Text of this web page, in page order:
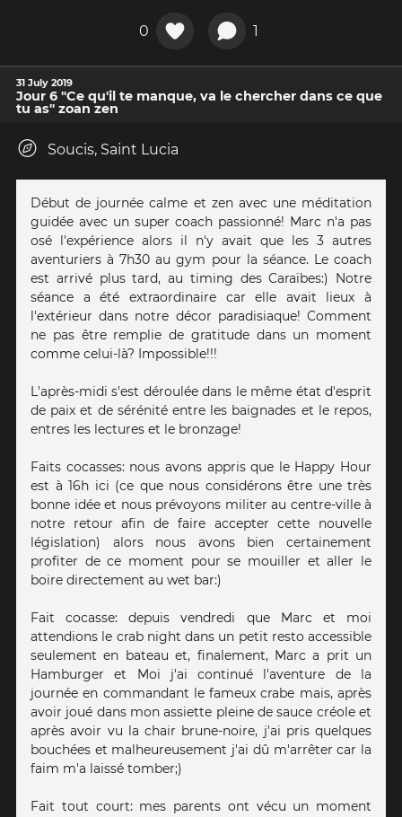
0 1
31 July 2019
Jour 6 "Ce qu'il te manque, va le chercher dans ce que
tu as" zoan zen
Soucis, Saint Lucia
Début de journée calme et zen avec une méditation
guidée avec un super coach passionné! Marc n'a pas
osé l'expérience alors il n'y avait que les 3 autres
aventuriers à 7h30 au gym pour la séance. Le coach
est arrivé plus tard, au timing des Caraïbes:) Notre
séance a été extraordinaire car elle avait lieux à
l'extérieur dans notre décor paradisiaque! Comment
ne pas être remplie de gratitude dans un moment
comme celui-là? Impossible!!!
L'après-midi s'est déroulée dans le même état d'esprit
de paix et de sérénité entre les baignades et le repos,
entres les lectures et le bronzage!
Faits cocasses: nous avons appris que le Happy Hour
est à 16h ici (ce que nous considérons être une très
bonne idée et nous prévoyons militer au centre-ville à
notre retour afin de faire accepter cette nouvelle
législation) alors nous avons bien certainement
profiter de ce moment pour se mouiller et aller le
boire directement au wet bar:)
Fait cocasse: depuis vendredi que Marc et moi
attendions le crab night dans un petit resto accessible
seulement en bateau et, finalement, Marc a prit un
Hamburger et Moi j'ai continué l'aventure de la
journée en commandant le fameux crabe mais, après
avoir joué dans mon assiette pleine de sauce créole et
après avoir vu la chair brune-noire, j'ai pris quelques
bouchées et malheureusement j'ai dû m'arrêter car la
faim m'a laissé tomber;)
Fait tout court: mes parents ont vécu un moment